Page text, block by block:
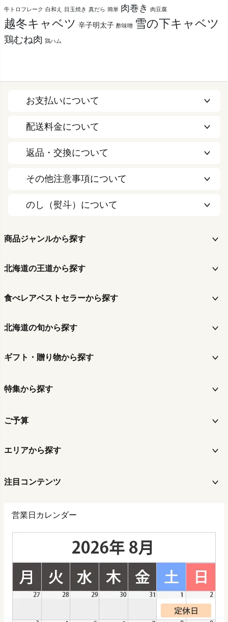
牛トロフレーク 白和え 目玉焼き 真だら 簡単 肉巻き 肉豆腐
越冬キャベツ 辛子明太子 酢味噌 雪の下キャベツ
鶏むね肉 鶏ハム
お支払いについて
配送料金について
返品・交換について
その他注意事項について
のし（熨斗）について
商品ジャンルから探す
北海道の王道から探す
食べレアベストセラーから探す
北海道の旬から探す
ギフト・贈り物から探す
特集から探す
ご予算
エリアから探す
注目コンテンツ
営業日カレンダー